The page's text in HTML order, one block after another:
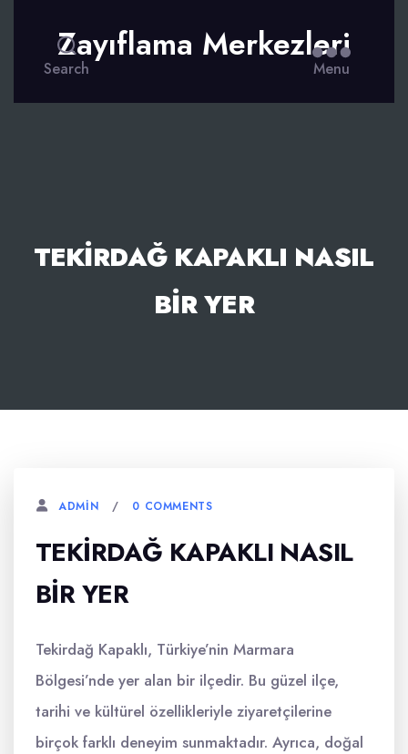
Search
Zayıflama Merkezleri
Menu
TEKIRDAĞ KAPAKLI NASIL
BIR YER
ADMIN 0 COMMENTS
TEKIRDAĞ KAPAKLI NASIL
BIR YER
Tekirdağ Kapaklı, Türkiye’nin Marmara
Bölgesi’nde yer alan bir ilçedir. Bu güzel ilçe,
tarihi ve kültürel özellikleriyle ziyaretçilerine
birçok farklı deneyim sunmaktadır. Ayrıca, doğal